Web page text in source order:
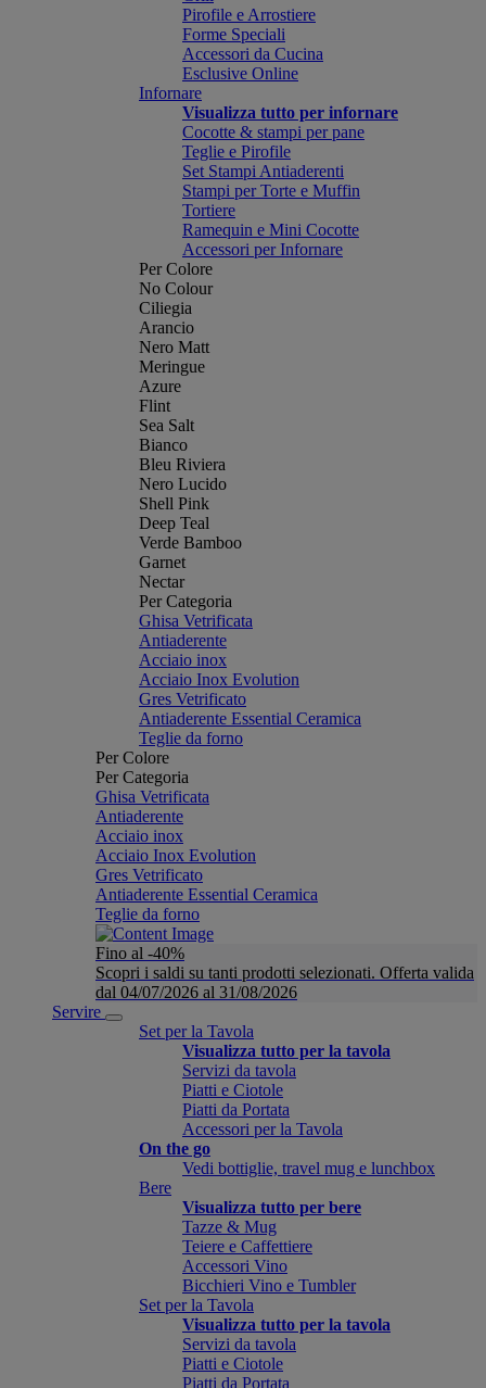
Pirofile e Arrostiere
Forme Speciali
Accessori da Cucina
Esclusive Online
Infornare
Visualizza tutto per infornare
Cocotte & stampi per pane
Teglie e Pirofile
Set Stampi Antiaderenti
Stampi per Torte e Muffin
Tortiere
Ramequin e Mini Cocotte
Accessori per Infornare
Per Colore
No Colour
Ciliegia
Arancio
Nero Matt
Meringue
Azure
Flint
Sea Salt
Bianco
Bleu Riviera
Nero Lucido
Shell Pink
Deep Teal
Verde Bamboo
Garnet
Nectar
Per Categoria
Ghisa Vetrificata
Antiaderente
Acciaio inox
Acciaio Inox Evolution
Gres Vetrificato
Antiaderente Essential Ceramica
Teglie da forno
Per Colore
Per Categoria
Ghisa Vetrificata
Antiaderente
Acciaio inox
Acciaio Inox Evolution
Gres Vetrificato
Antiaderente Essential Ceramica
Teglie da forno
Fino al -40%
Scopri i saldi su tanti prodotti selezionati. Offerta valida
dal 04/07/2026 al 31/08/2026
Servire
Set per la Tavola
Visualizza tutto per la tavola
Servizi da tavola
Piatti e Ciotole
Piatti da Portata
Accessori per la Tavola
On the go
Vedi bottiglie, travel mug e lunchbox
Bere
Visualizza tutto per bere
Tazze & Mug
Teiere e Caffettiere
Accessori Vino
Bicchieri Vino e Tumbler
Set per la Tavola
Visualizza tutto per la tavola
Servizi da tavola
Piatti e Ciotole
Piatti da Portata